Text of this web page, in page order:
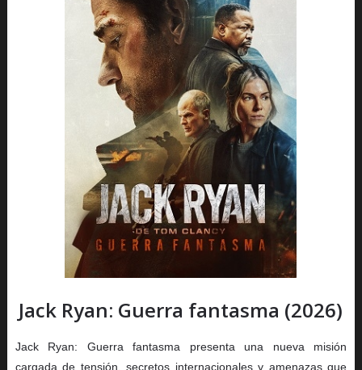
Jack Ryan: Guerra fantasma (2026)
Jack Ryan: Guerra fantasma presenta una nueva misión
cargada de tensión, secretos internacionales y amenazas que